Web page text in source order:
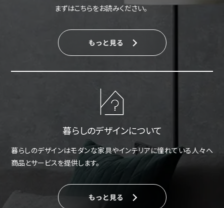
まずはこちらをお読みください。
もっと見る
暮らしのデザインについて
暮らしのデザインはモダンな家具やインテリアに憧れている人々へ
商品とサービスを提供します。
もっと見る